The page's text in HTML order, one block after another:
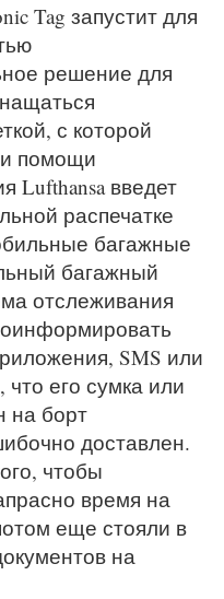
Tag запустит для
решение для
с которой
помощи
Lufthansa введет
распечатке
багажные
багажный
отслеживания
SMS или
его сумка или
на борт
доставлен.
чтобы
время на
еще стояли в
на